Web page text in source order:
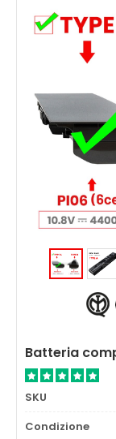
Batteria
SKU
Condizione